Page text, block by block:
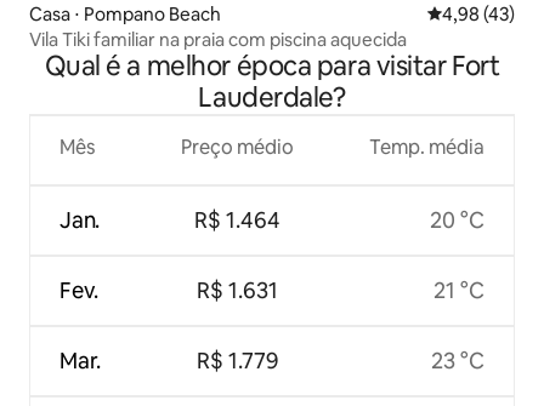
Casa ⋅ Pompano Beach 4,98 de uma
4,98 (43)
Vila Tiki familiar na praia com piscina aquecida
Qual é a melhor época para visitar Fort
Lauderdale?
Mês
Jan.
Fev.
Mar.
Preço médio
R$ 1.464
R$ 1.631
R$ 1.779
Temp. média
20 °C
21 °C
23 °C